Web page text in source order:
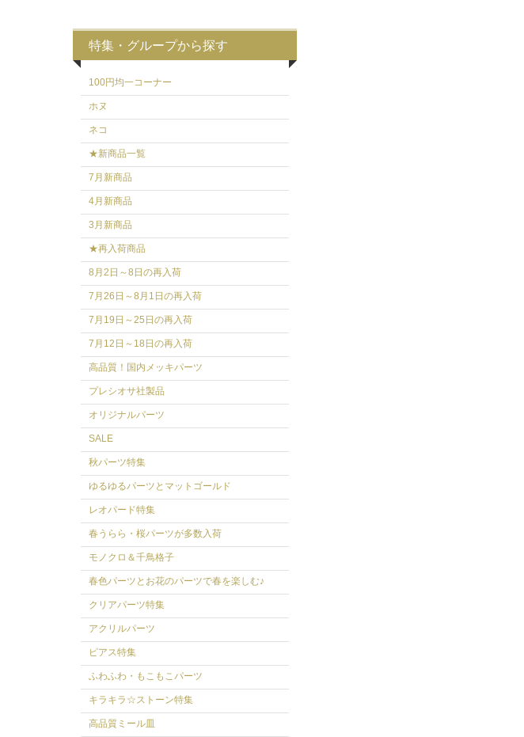
特集・グループから探す
100円均一コーナー
ホヌ
ネコ
★新商品一覧
7月新商品
4月新商品
3月新商品
★再入荷商品
8月2日～8日の再入荷
7月26日～8月1日の再入荷
7月19日～25日の再入荷
7月12日～18日の再入荷
高品質！国内メッキパーツ
プレシオサ社製品
オリジナルパーツ
SALE
秋パーツ特集
ゆるゆるパーツとマットゴールド
レオパード特集
春うらら・桜パーツが多数入荷
モノクロ＆千鳥格子
春色パーツとお花のパーツで春を楽しむ♪
クリアパーツ特集
アクリルパーツ
ピアス特集
ふわふわ・もこもこパーツ
キラキラ☆ストーン特集
高品質ミール皿